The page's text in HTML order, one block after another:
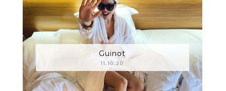
Guinot
11.10.20